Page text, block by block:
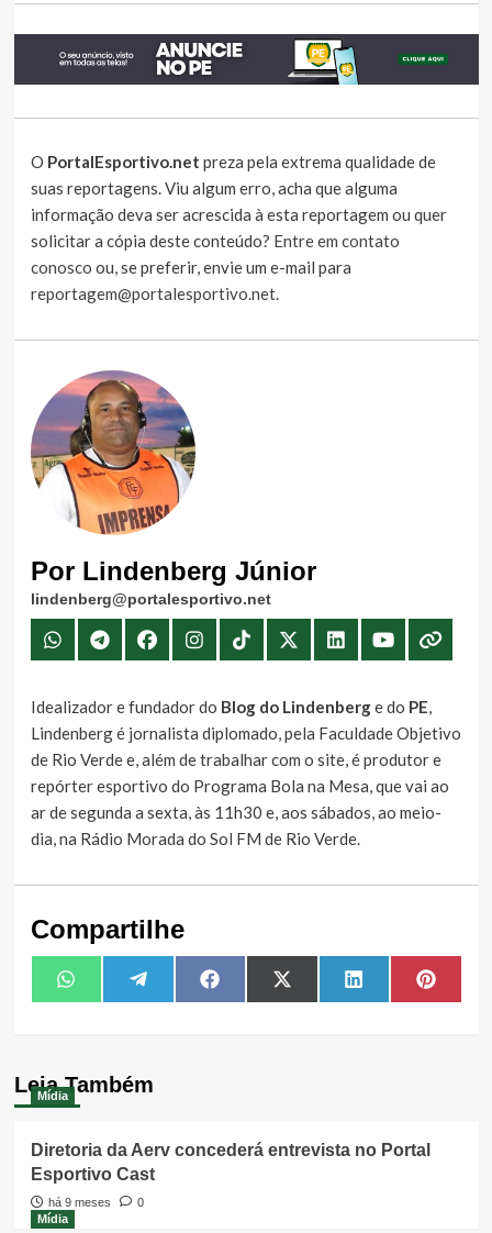
O PortalEsportivo.net preza pela extrema qualidade de
suas reportagens. Viu algum erro, acha que alguma
informação deva ser acrescida à esta reportagem ou quer
solicitar a cópia deste conteúdo? Entre em contato
conosco ou, se preferir, envie um e-mail para
reportagem@portalesportivo.net.
Por Lindenberg Júnior
lindenberg@portalesportivo.net
Idealizador e fundador do Blog do Lindenberge do PE,
Lindenberg é jornalista diplomado, pela Faculdade Objetivo
de Rio Verde e, além de trabalhar com o site, é produtor e
repórter esportivo do Programa Bola na Mesa, que vai ao
ar de segunda a sexta, às 11h30 e, aos sábados, ao meio-
dia, na Rádio Morada do Sol FM de Rio Verde.
Compartilhe
Share
on
WhatsAppShare
on
TelegramShare
on
FacebookShare
on
X
(Twitter)
Share
on
LinkedIn Share
on
Leia Também
Mídia
Diretoria da Aerv concederá entrevista no Portal
Esportivo Cast
há 9 meses
0
Mídia